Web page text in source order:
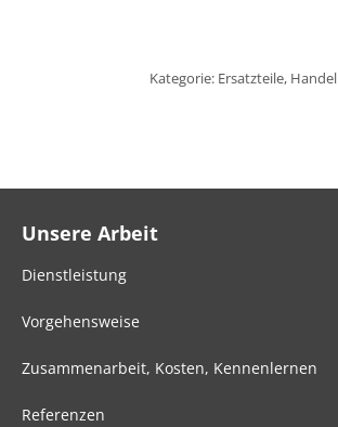
Kategorie: Ersatzteile, Handel
Unsere Arbeit
Dienstleistung
Vorgehensweise
Zusammenarbeit, Kosten, Kennenlernen
Referenzen